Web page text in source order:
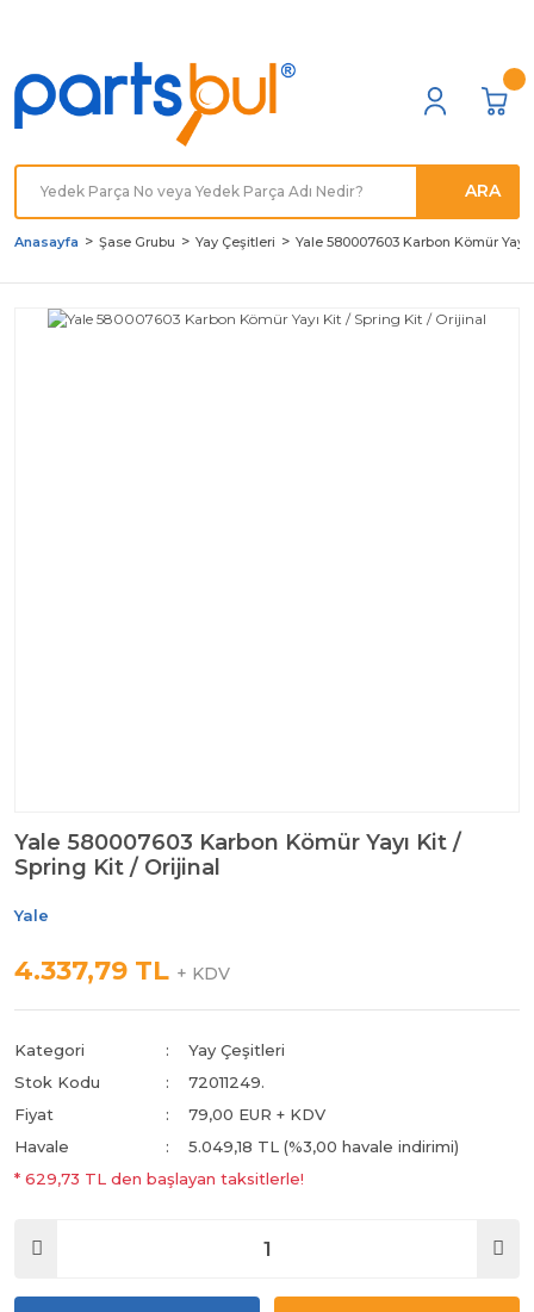
ARA
Anasayfa Şase Grubu Yay Çeşitleri Yale 580007603 Karbon Kömür
Yale 580007603 Karbon Kömür Yayı Kit /
Spring Kit / Orijinal
Yale
4.337,79 TL + KDV
Kategori
Yay Çeşitleri
Stok Kodu
72011249.
Fiyat
79,00 EUR + KDV
Havale
5.049,18 TL (%3,00 havale indirimi)
* 629,73 TL den başlayan taksitlerle!